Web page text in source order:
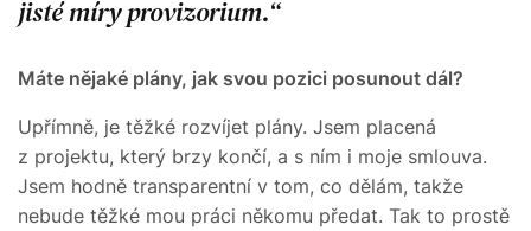
jisté míry provizorium.
Máte nějaké plány, jak svou pozici posunout dál?
Upřímně, je těžké rozvíjet plány. Jsem placená
z projektu, který brzy končí, a s ním i moje smlouva.
Jsem hodně transparentní v tom, co dělám, takže
nebude těžké mou práci někomu předat. Tak to prostě